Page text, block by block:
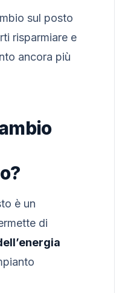
sul posto
risparmiare e
ancora più
è un
di